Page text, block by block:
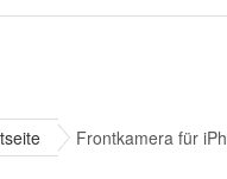
Frontkamera für